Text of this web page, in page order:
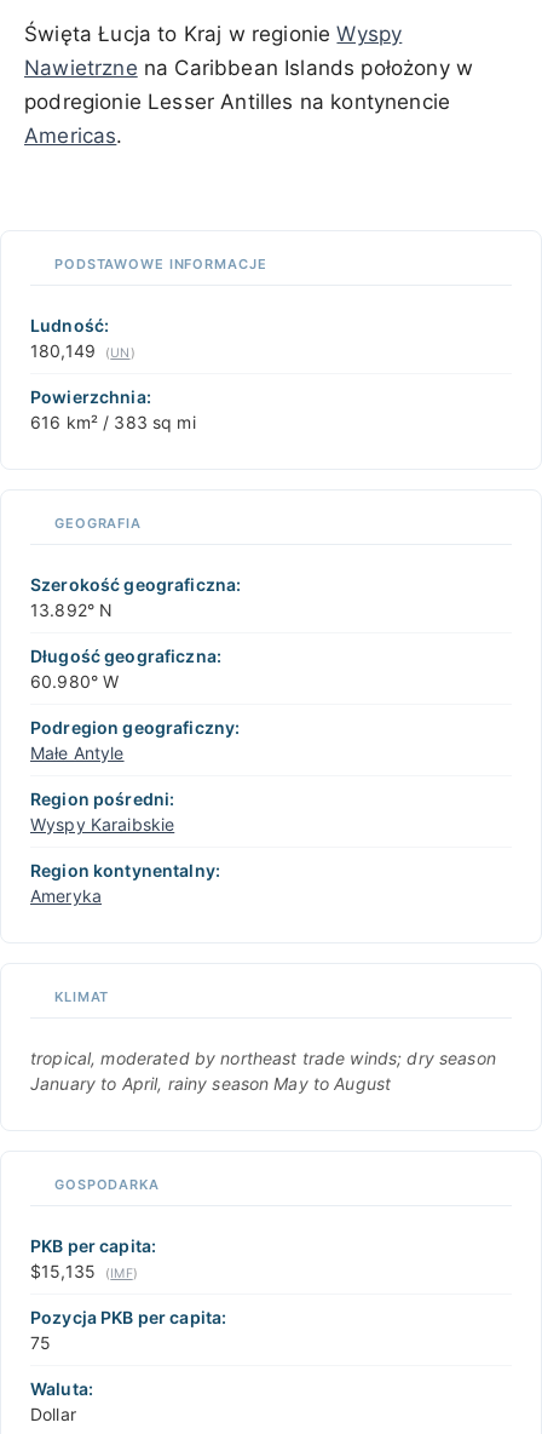
Święta Łucja to Kraj w regionieWyspy
Nawietrzne na Caribbean Islands położony w
podregionie Lesser Antilles na kontynencie
Americas.
−
PODSTAWOWE INFORMACJE
Ludność:
180,149
(UN)
Powierzchnia:
616 km² / 383 sq mi
GEOGRAFIA
Szerokość geograficzna:
13.892° N
Długość geograficzna:
60.980° W
Podregion geograficzny:
Małe Antyle
Region pośredni:
Wyspy Karaibskie
Region kontynentalny:
Ameryka
KLIMAT
tropical, moderated by northeast trade winds; dry season
January to April, rainy season May to August
GOSPODARKA
PKB per capita:
$15,135
(IMF)
Pozycja PKB per capita:
75
Waluta:
Dollar